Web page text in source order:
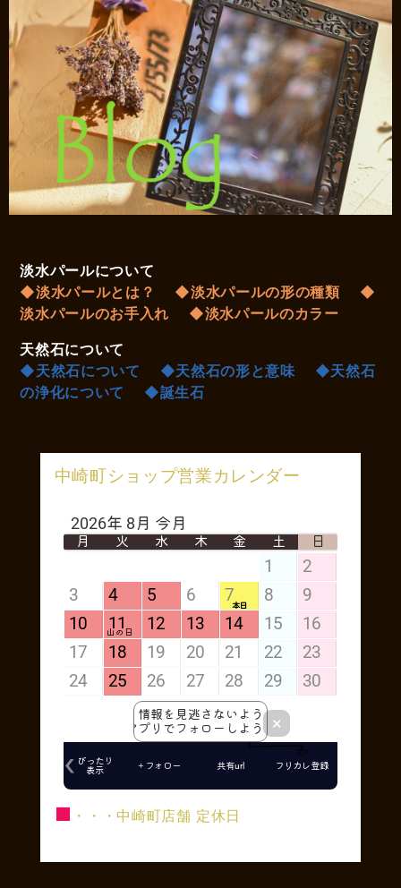
淡水パールについて
◆淡水パールとは？
◆淡水パールの形の種類
◆
淡水パールのお手入れ
◆淡水パールのカラー
天然石について
◆天然石について
◆天然石の形と意味
◆天然石
の浄化について
◆誕生石
中崎町ショップ営業カレンダー
■ ・・・中崎町店舗 定休日